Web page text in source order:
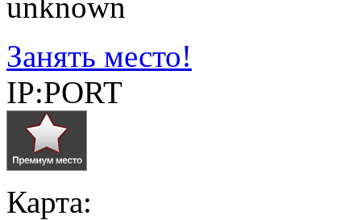
Занять место!
IP:PORT
Карта: